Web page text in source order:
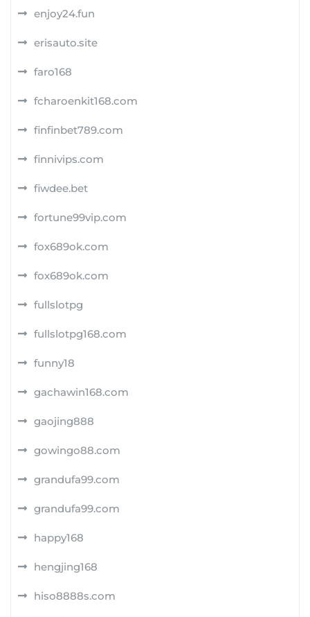
enjoy24.fun
erisauto.site
faro168
fcharoenkit168.com
finfinbet789.com
finnivips.com
fiwdee.bet
fortune99vip.com
fox689ok.com
fox689ok.com
fullslotpg
fullslotpg168.com
funny18
gachawin168.com
gaojing888
gowingo88.com
grandufa99.com
grandufa99.com
happy168
hengjing168
hiso8888s.com